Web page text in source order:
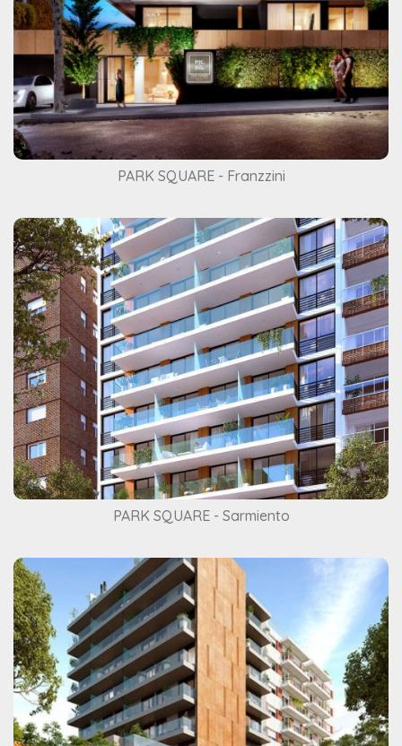
PARK SQUARE - Franzzini
PARK SQUARE - Sarmiento